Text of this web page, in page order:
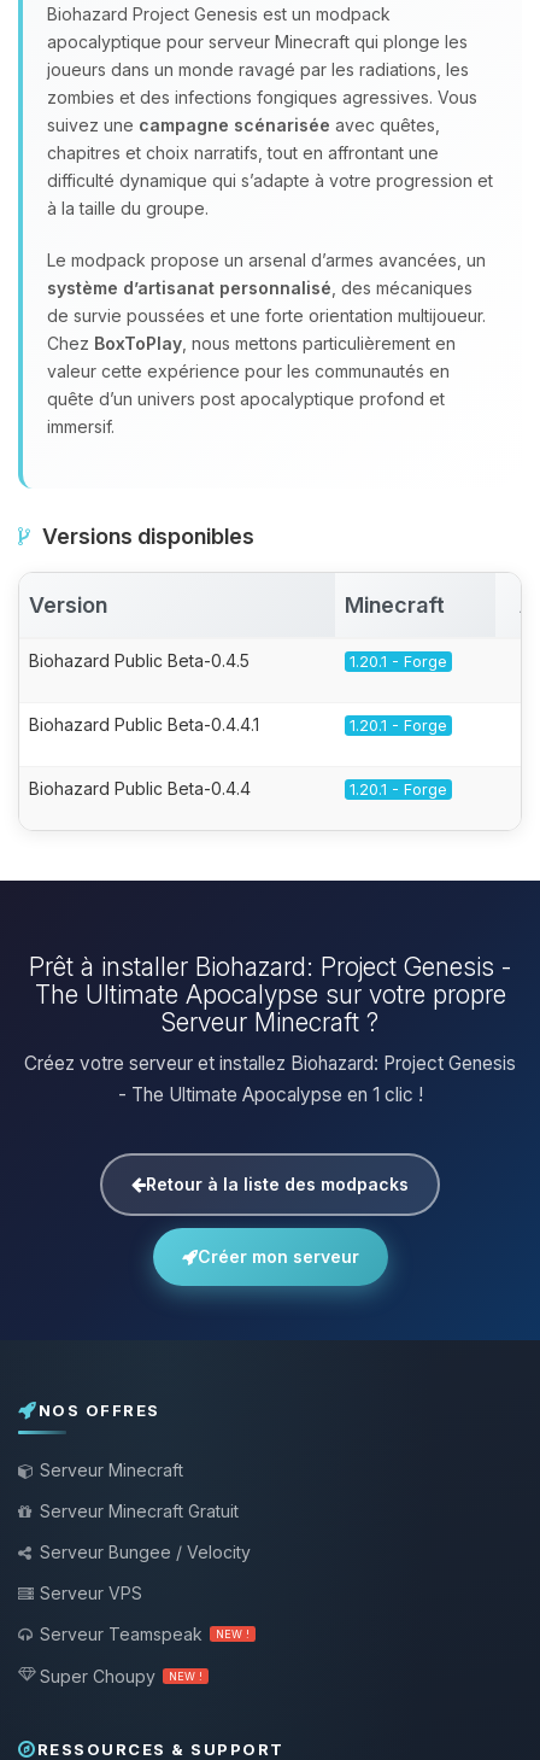
Biohazard Project Genesis est un modpack
apocalyptique pour serveur Minecraft qui plonge les
joueurs dans un monde ravagé par les radiations, les
zombies et des infections fongiques agressives. Vous
suivez une campagne scénarisée avec quêtes,
chapitres et choix narratifs, tout en affrontant une
difficulté dynamique qui s’adapte à votre progression et
à la taille du groupe.
Le modpack propose un arsenal d’armes avancées, un
système d’artisanat personnalisé , des mécaniques
de survie poussées et une forte orientation multijoueur.
Chez BoxToPlay , nous mettons particulièrement en
valeur cette expérience pour les communautés en
quête d’un univers post apocalyptique profond et
immersif.
Versions disponibles
Version Minecraft
Biohazard Public Beta-0.4.5 1.20.1 - Forge
Biohazard Public Beta-0.4.4.1 1.20.1 - Forge
Biohazard Public Beta-0.4.4 1.20.1 - Forge
Prêt à installer Biohazard: Project Genesis -
The Ultimate Apocalypse sur votre propre
Serveur Minecraft ?
Créez votre serveur et installez Biohazard: Project Genesis
- The Ultimate Apocalypse en 1 clic !
Retour à la liste des modpacks
Créer mon serveur
NOS OFFRES
Serveur Minecraft
Serveur Minecraft Gratuit
Serveur Bungee / Velocity
Serveur VPS
Serveur Teamspeak
NEW !
Super Choupy NEW !
RESSOURCES & SUPPORT